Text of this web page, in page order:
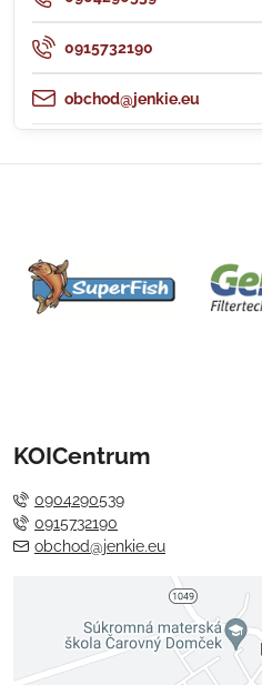
0915732190
obchod@jenkie.eu
KOICentrum
0904290539
0915732190
obchod@jenkie.eu
Externý obsah je
Voľbami